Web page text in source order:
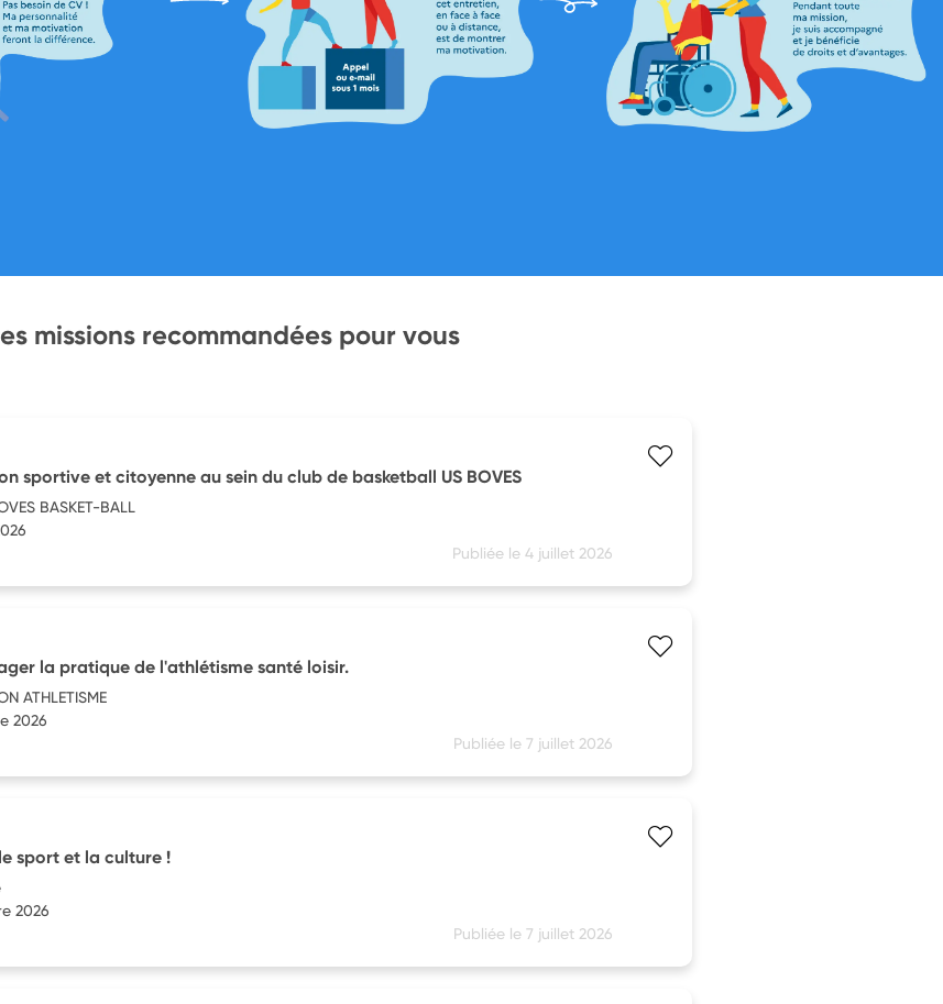
missions recommandées pour vous
sportive et citoyenne au sein du club de basketball US BOVES
BASKET-BALL
Publiée le 4 juillet 2026
la pratique de l'athlétisme santé loisir.
ATHLETISME
2026
Publiée le 7 juillet 2026
sport et la culture !
2026
Publiée le 7 juillet 2026